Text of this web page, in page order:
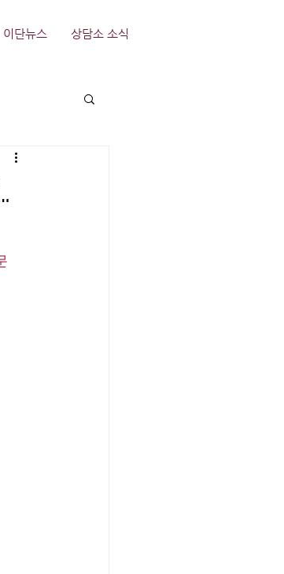
이단뉴스 상담소 소식